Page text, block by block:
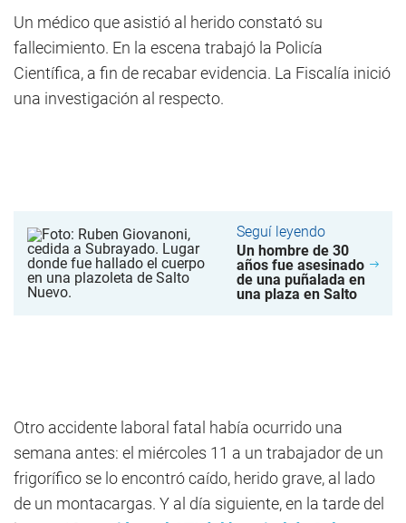
Un médico que asistió al herido constató su
fallecimiento. En la escena trabajó la Policía
Científica, a fin de recabar evidencia. La Fiscalía inició
una investigación al respecto.
Seguí leyendo
Un hombre de 30
años fue asesinado
de una puñalada en
una plaza en Salto
Otro accidente laboral fatal había ocurrido una
semana antes: el miércoles 11 a un trabajador de un
frigorífico se lo encontró caído, herido grave, al lado
de un montacargas. Y al día siguiente, en la tarde del